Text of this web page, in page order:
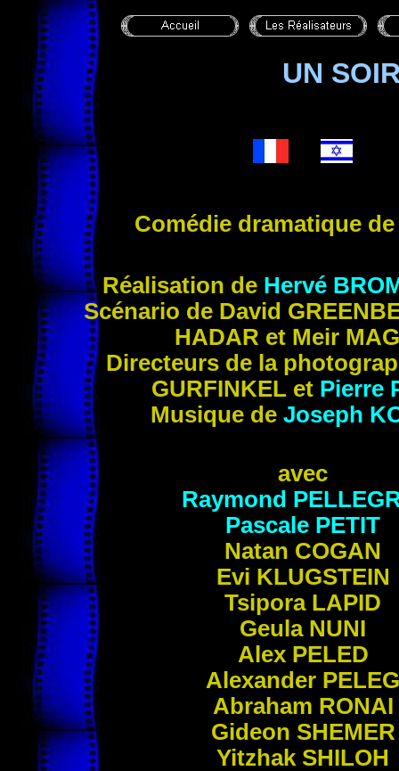
UN
Comédie dramatique
Réalisation de Hervé
Scénario de David
HADAR et Meir
Directeurs de la
GURFINKEL et Pierre
Musique de Joseph
avec
Raymond
Pascale PETIT
Natan COGAN
Evi KLUGSTEIN
Tsipora LAPID
Geula NUNI
Alex PELED
Alexander PELEG
Abraham RONAI
Gideon SHEMER
Yitzhak SHILOH